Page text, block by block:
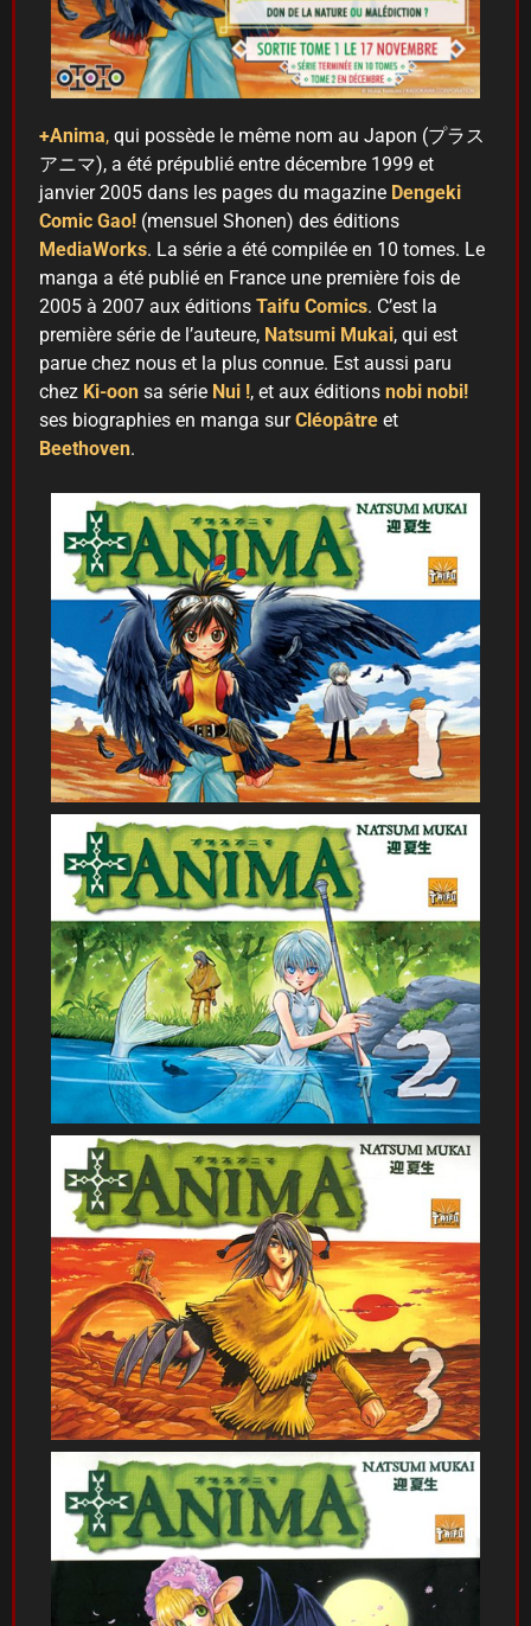
+Anima, qui possède le même nom au Japon (プラス
アニマ), a été prépublié entre décembre 1999 et
janvier 2005 dans les pages du magazine Dengeki
Comic Gao! (mensuel Shonen) des éditions
MediaWorks. La série a été compilée en 10 tomes. Le
manga a été publié en France une première fois de
2005 à 2007 aux éditions Taifu Comics. C’est la
première série de l’auteure, Natsumi Mukai, qui est
parue chez nous et la plus connue. Est aussi paru
chez Ki-oon sa série Nui !, et aux éditions nobi nobi!
ses biographies en manga surCléopâtre et
Beethoven.